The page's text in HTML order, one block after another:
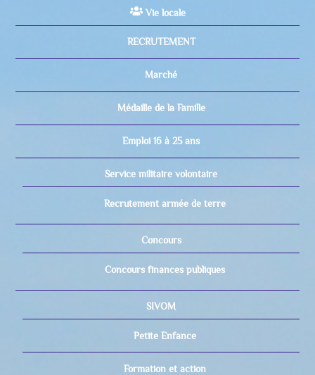
Vie locale
RECRUTEMENT
Marché
Médaille de la Famille
Emploi 16 à 25 ans
Service militaire volontaire
Recrutement armée de terre
Concours
Concours finances publiques
SIVOM
Petite Enfance
Formation et action